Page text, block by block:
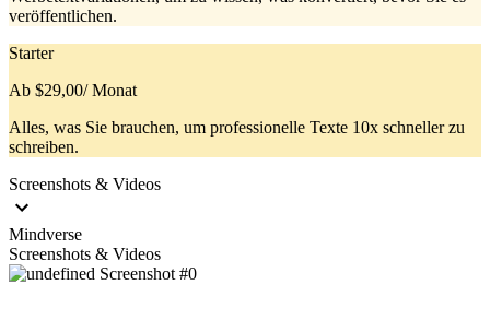
veröffentlichen.
Starter
Ab $29,00/ Monat
Alles, was Sie brauchen, um professionelle Texte 10x schneller zu
schreiben.
Screenshots & Videos
Mindverse
Screenshots & Videos